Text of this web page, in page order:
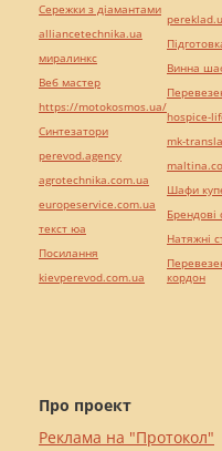
Про проект
Реклама на "Протокол"
Сережки з діамантами
alliancetechnika.ua
миралинкс
Веб мастер
https://motokosmos.ua/
Синтезатори
perevod.agency
agrotechnika.com.ua
europeservice.com.ua
текст юа
Посилання
kievperevod.com.ua
Винна
hospice-
mk-
Шафи
Брендові
Натяжні
кордон